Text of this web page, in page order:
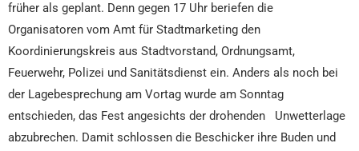
früher als geplant. Denn gegen 17 Uhr beriefen die
Organisatoren vom Amt für Stadtmarketing den
Koordinierungskreis aus Stadtvorstand, Ordnungsamt,
Feuerwehr, Polizei und Sanitätsdienst ein. Anders als noch bei
der Lagebesprechung am Vortag wurde am Sonntag
entschieden, das Fest angesichts der drohenden Unwetterlage
abzubrechen. Damit schlossen die Beschicker ihre Buden und